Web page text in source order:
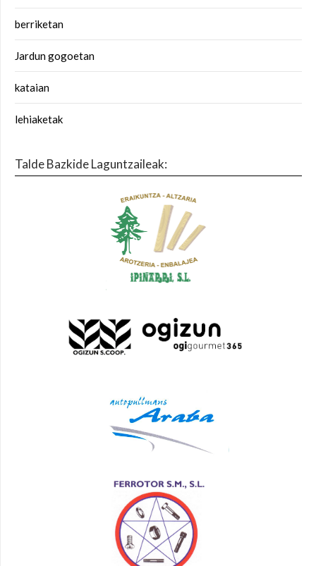
berriketan
Jardun gogoetan
kataian
lehiaketak
Talde Bazkide Laguntzaileak: